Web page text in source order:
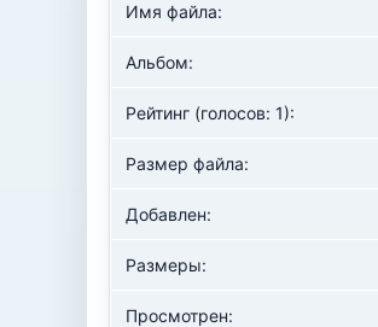
Имя файла:
Альбом:
Рейтинг (голосов: 1):
Размер файла:
Добавлен:
Размеры:
Просмотрен: